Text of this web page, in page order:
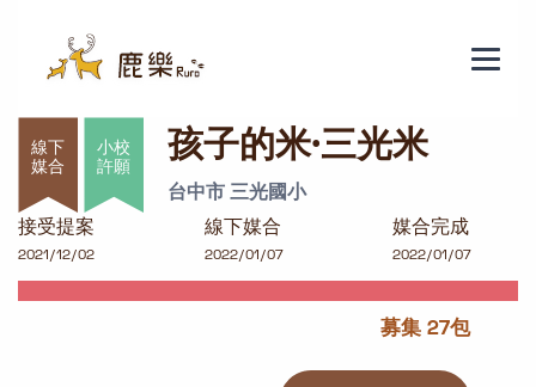
孩子的米·三光米
小校
許願
孩子的米·三光米
台中市 三光國小
接受提案
2021/12/02
線下媒合
2022/01/07
媒合完成
2022/01/07
募集 27包